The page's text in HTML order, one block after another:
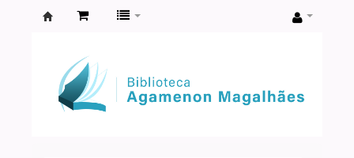
Agamenon
Magalhães